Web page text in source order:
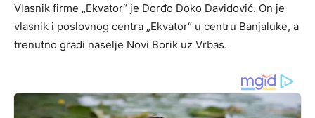
Vlasnik firme „Ekvator“ je Đorđo Đoko Davidović. On je
vlasnik i poslovnog centra „Ekvator“ u centru Banjaluke, a
trenutno gradi naselje Novi Borik uz Vrbas.